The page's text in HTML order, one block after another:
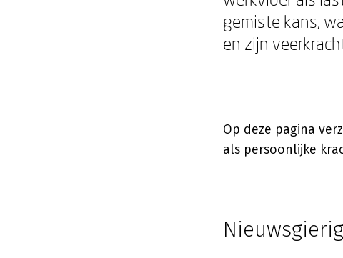
gemiste kans,
en zijn
Op deze pagina
als persoonlijke